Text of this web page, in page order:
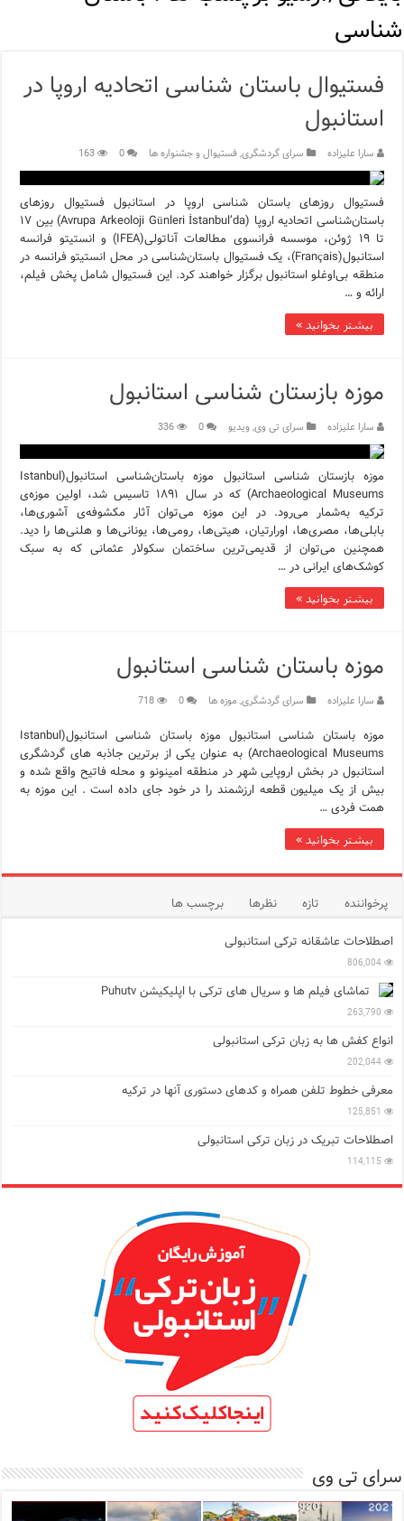
اپلیکیشن KarDes؛ راهنمای رایگان کشف تاریخ و فرهنگ پنهان ترکیه
12 اشتباه رایج در دریافت شهروندی ترکیه از طریق خرید ملک
ویژگی‌های رفتاری و اجتماعی در زبان ترکی استانبولی
ویژگی‌های منفی شخصیت در زبان ترکی استانبولی
ویژگی‌های مثبت شخصیت در زبان ترکی استانبولی
موزه افسانه‌های کارتال استانبول؛ سفری به دنیای قصه‌ها در
موزه ساعت کاخ توپکاپی استانبول
شناسی
فستیوال باستان شناسی اتحادیه اروپا در
استانبول
سارا علیزاده سرای گردشگری,فستیوال و جشنواره ها 0
163
فستیوال روزهای باستان شناسی اروپا در استانبول فستیوال روزهای
باستان‌شناسی اتحادیه اروپا (Avrupa Arkeoloji Günleri İstanbul’da) بین ۱۷
تا ۱۹ ژوئن، موسسه فرانسوی مطالعات آناتولی(IFEA) و انستیتو فرانسه
استانبول(Français)، یک فستیوال باستان‌‌شناسی در محل انستیتو فرانسه در
منطقه بی‌اوغلو استانبول برگزار خواهند کرد. این فستیوال شامل پخش فیلم،
ارائه و …
بیشتر بخوانید »
موزه بازستان شناسی استانبول
سارا علیزاده سرای تی وی,ویدیو 0
336
موزه بازستان شناسی استانبول موزه باستان‌شناسی استانبول(Istanbul
Archaeological Museums) که در سال ۱۸۹۱ تاسیس شد، اولین موزه‌ی
ترکیه به‌شمار می‌رود. در این موزه می‌توان آثار مکشوفه‌ی آشوری‌ها،
بابلی‌ها، مصری‌ها، اورارتیان، هیتی‌ها، رومی‌ها، یونانی‌‌ها و هلنی‌‌ها را دید.
همچنین می‌توان از قدیمی‌ترین ساختمان سکولار عثمانی که به سبک
کوشک‌های ایرانی در …
بیشتر بخوانید »
موزه باستان شناسی استانبول
سارا علیزاده سرای گردشگری, موزه ها 0
718
موزه باستان شناسی استانبول موزه باستان شناسی استانبول(Istanbul
Archaeological Museums) به عنوان یکی از برترین جاذبه های گردشگری
استانبول در بخش اروپایی شهر در منطقه امینونو و محله فاتیح واقع شده و
بیش از یک میلیون قطعه ارزشمند را در خود جای داده است . این موزه به
همت فردی …
بیشتر بخوانید »
پرخواننده تازه نظرها
برچسب ها
اصطلاحات عاشقانه ترکی استانبولی
806,004
تماشای فیلم ها و سریال های ترکی با اپلیکیشن Puhutv
263,790
انواع کفش ها به زبان ترکی استانبولی
202,044
معرفی خطوط تلفن همراه و کدهای دستوری آنها در ترکیه
125,851
اصطلاحات تبریک در زبان ترکی استانبولی
114,115
سرای تی وی